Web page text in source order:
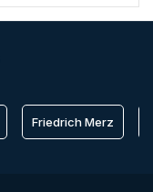
Friedrich Merz